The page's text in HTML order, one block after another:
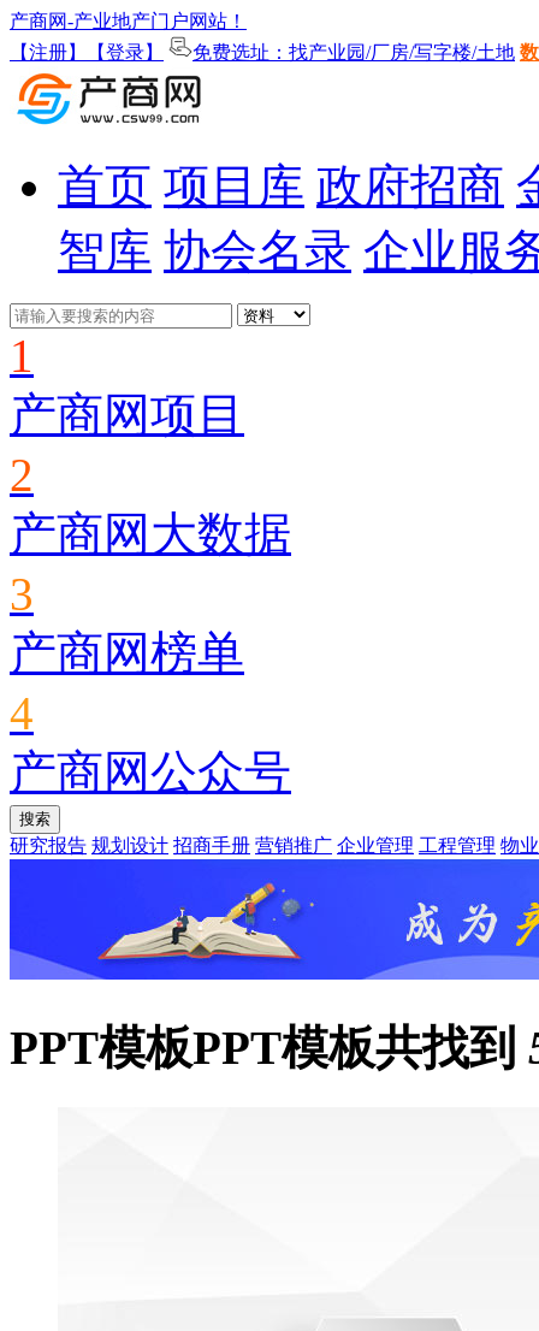
产商网-产业地产门户网站！
【注册】
【登录】 免费选址：找产业园/厂房/写字楼/土地
首页 项目库 政府招商
智库 协会名录 企业服
1
产商网项目
2
产商网大数据
3
产商网榜单
4
产商网公众号
研究报告 规划设计 招商手册 营销推广 企业管理 工程管理 物
PPT模板PPT模板共找到